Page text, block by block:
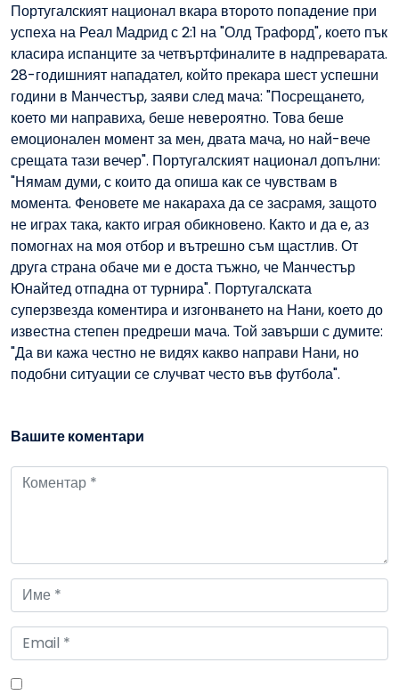
Португалският национал вкара второто попадение при
успеха на Реал Мадрид с 2:1 на "Олд Трафорд", което пък
класира испанците за четвъртфиналите в надпреварата.
28-годишният нападател, който прекара шест успешни
години в Манчестър, заяви след мача: "Посрещането,
което ми направиха, беше невероятно. Това беше
емоционален момент за мен, двата мача, но най-вече
срещата тази вечер". Португалският национал допълни:
"Нямам думи, с които да опиша как се чувствам в
момента. Феновете ме накараха да се засрамя, защото
не играх така, както играя обикновено. Както и да е, аз
помогнах на моя отбор и вътрешно съм щастлив. От
друга страна обаче ми е доста тъжно, че Манчестър
Юнайтед отпадна от турнира". Португалската
суперзвезда коментира и изгонването на Нани, което до
известна степен предреши мача. Той завърши с думите:
"Да ви кажа честно не видях какво направи Нани, но
подобни ситуации се случват често във футбола".
Вашите коментари